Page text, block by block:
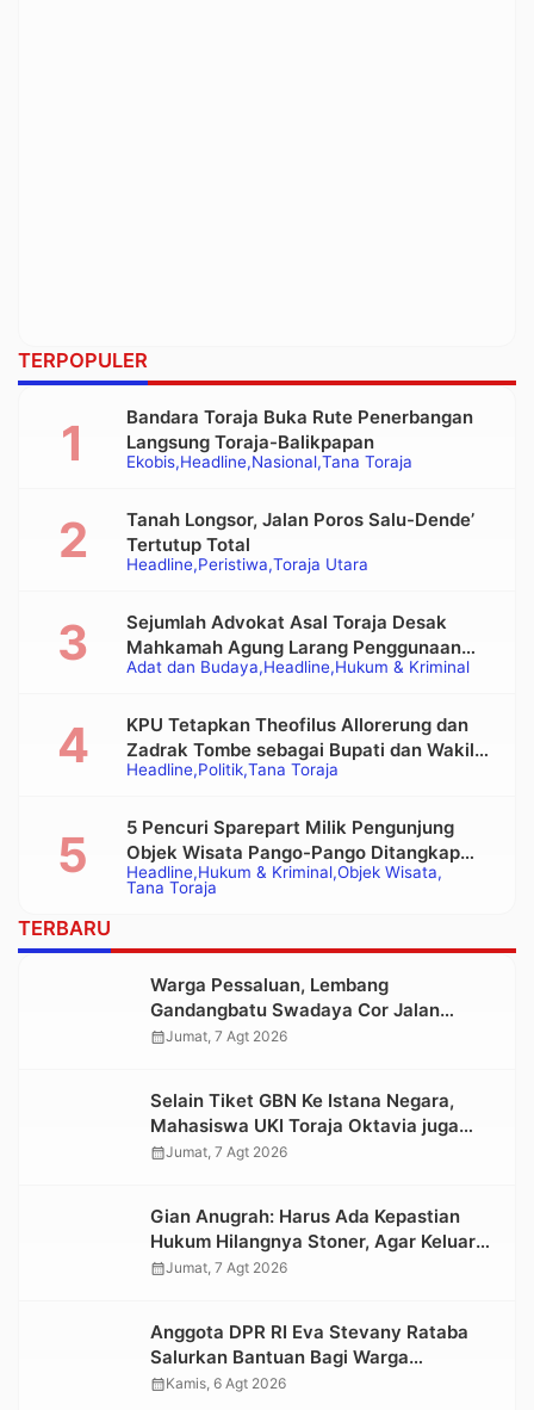
TERPOPULER
Ekobis Headline Nasional Tana Toraja
Bandara Toraja Buka Rute Penerbangan
Langsung Toraja-Balikpapan
Headline Peristiwa Toraja Utara
Tanah Longsor, Jalan Poros Salu-Dende’
Tertutup Total
Adat dan Budaya Headline Hukum & Kriminal
Sejumlah Advokat Asal Toraja Desak
Mahkamah Agung Larang Penggunaan
Alat Berat pada Eksekusi Rumah Adat
Headline Politik Tana Toraja
KPU Tetapkan Theofilus Allorerung dan
Zadrak Tombe sebagai Bupati dan Wakil
Bupati Tana Toraja Terpilih
Headline Hukum & Kriminal Objek Wisata
Tana Toraja
5 Pencuri Sparepart Milik Pengunjung
Objek Wisata Pango-Pango Ditangkap
Polisi
TERBARU
Warga Pessaluan, Lembang
Gandangbatu Swadaya Cor Jalan
Kabupaten
calendar_monthJumat, 7 Agt 2026
Selain Tiket GBN Ke Istana Negara,
Mahasiswa UKI Toraja Oktavia juga
Lolos ke Pekan Seni Mahasiswa
calendar_monthJumat, 7 Agt 2026
Gian Anugrah: Harus Ada Kepastian
Hukum Hilangnya Stoner, Agar Keluarga
tidak Larut dalam Trauma dan
calendar_monthJumat, 7 Agt 2026
Anggota DPR RI Eva Stevany Rataba
Salurkan Bantuan Bagi Warga
Terdampak Longsor di Buntu Pepasan
calendar_monthKamis, 6 Agt 2026